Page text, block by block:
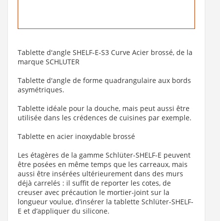
Tablette d'angle SHELF-E-S3 Curve Acier brossé, de la
marque SCHLUTER
Tablette d'angle de forme quadrangulaire aux bords
asymétriques.
Tablette idéale pour la douche, mais peut aussi être
utilisée dans les crédences de cuisines par exemple.
Tablette en acier inoxydable brossé
Les étagères de la gamme Schlüter-SHELF-E peuvent
être posées en même temps que les carreaux, mais
aussi être insérées ultérieurement dans des murs
déjà carrelés : il suffit de reporter les cotes, de
creuser avec précaution le mortier-joint sur la
longueur voulue, d’insérer la tablette Schlüter-SHELF-
E et d’appliquer du silicone.